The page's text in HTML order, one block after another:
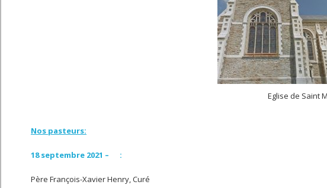
Eglise de Saint
Nos pasteurs:
18 septembre 2021 – :
Père François-Xavier Henry, Curé